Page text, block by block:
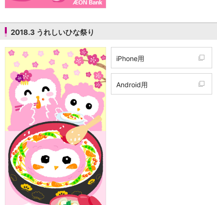
2018.3 うれしいひな祭り
iPhone用
Android用